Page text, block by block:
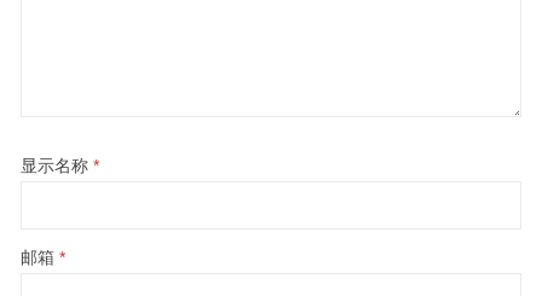
显示名称 *
邮箱 *